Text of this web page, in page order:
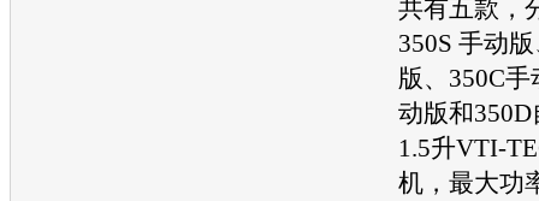
共有五款，
350S 手动
版、350C
动版和
1.5升VTI-
机，最大功